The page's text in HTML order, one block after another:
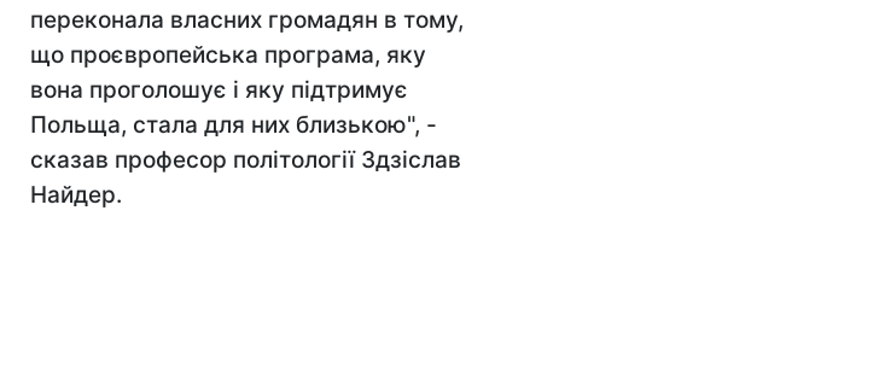
переконала власних громадян в тому,
що проєвропейська програма, яку
вона проголошує і яку підтримує
Польща, стала для них близькою", -
сказав професор політології Здзіслав
Найдер.